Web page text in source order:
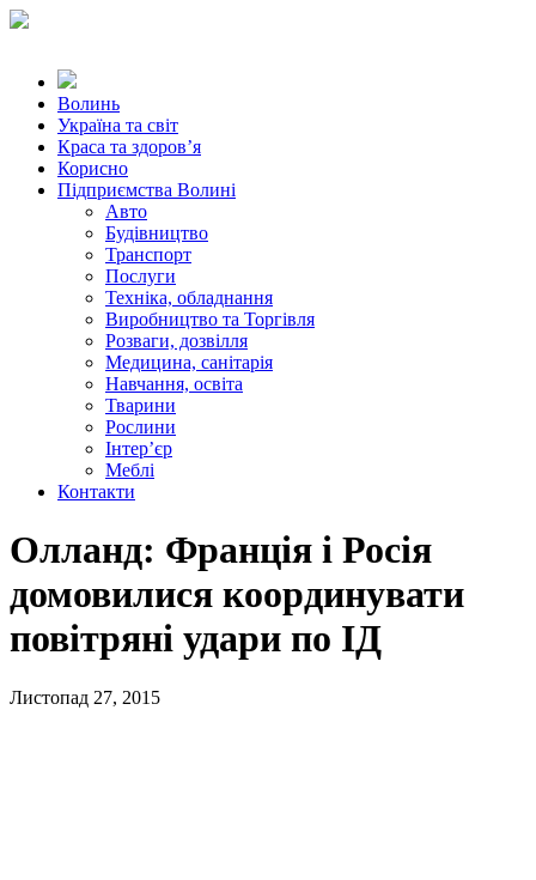
Волинь
Україна та світ
Краса та здоров’я
Корисно
Підприємства Волині
Авто
Будівництво
Транспорт
Послуги
Техніка, обладнання
Виробництво та Торгівля
Розваги, дозвілля
Медицина, санітарія
Навчання, освіта
Тварини
Рослини
Інтер’єр
Меблі
Контакти
Олланд: Франція і Росія
домовилися координувати
повітряні удари по ІД
Листопад 27, 2015